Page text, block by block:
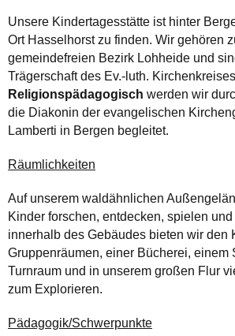
Unsere Kindertagesstätte ist hinter
Ort Hasselhorst zu finden. Wir gehören
gemeindefreien Bezirk Lohheide und
Trägerschaft des Ev.-luth.
Religionspädagogisch werden wir
die Diakonin der evangelischen
Lamberti in Bergen begleitet.
Räumlichkeiten
Auf unserem waldähnlichen
Kinder forschen, entdecken, spielen
innerhalb des Gebäudes bieten wir den
Gruppenräumen, einer Bücherei, einem
Turnraum und in unserem großen Flur
zum Explorieren.
Pädagogik/Schwerpunkte